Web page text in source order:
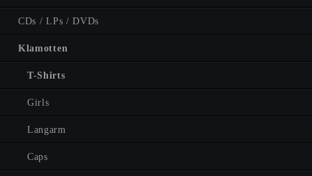
CDs / LPs / DVDs
Klamotten
T-Shirts
Girls
Langarm
Caps